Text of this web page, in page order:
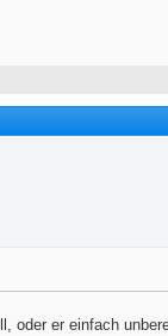
oder er einfach